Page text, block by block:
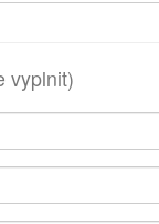
vyplnit)